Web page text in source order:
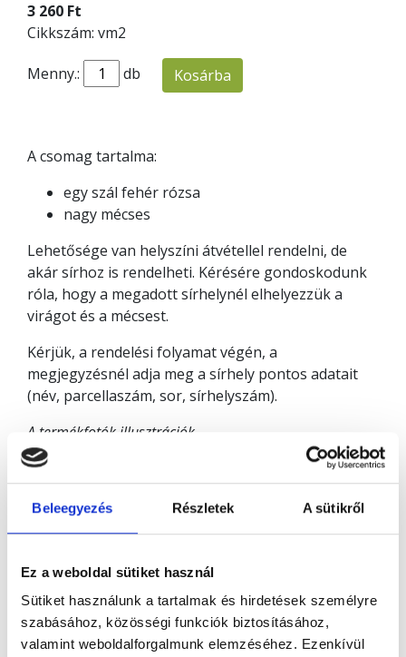
Beleegyezés Részletek A sütikről
Ez a weboldal sütiket használ
Sütiket használunk a tartalmak és hirdetések személyre
szabásához, közösségi funkciók biztosításához,
valamint weboldalforgalmunk elemzéséhez. Ezenkívül
3 260 Ft
Cikkszám: vm2
Menny.: db Kosárba
A csomag tartalma:
egy szál fehér rózsa
nagy mécses
Lehetősége van helyszíni átvétellel rendelni, de
akár sírhoz is rendelheti. Kérésére gondoskodunk
róla, hogy a megadott sírhelynél elhelyezzük a
virágot és a mécsest.
Kérjük, a rendelési folyamat végén, a
megjegyzésnél adja meg a sírhely pontos adatait
(név, parcellaszám, sor, sírhelyszám).
A termékfotók illusztrációk.